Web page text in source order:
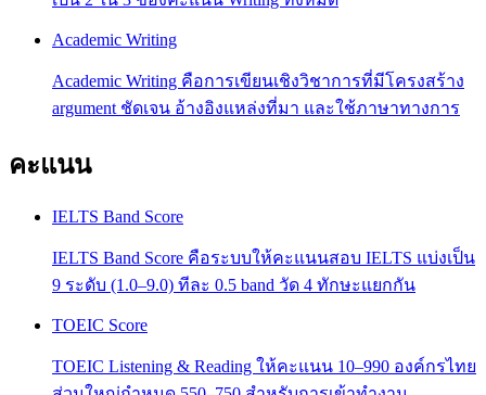
Academic Writing
Academic Writing คือการเขียนเชิงวิชาการที่มีโครงสร้าง
argument ชัดเจน อ้างอิงแหล่งที่มา และใช้ภาษาทางการ
คะแนน
IELTS Band Score
IELTS Band Score คือระบบให้คะแนนสอบ IELTS แบ่งเป็น
9 ระดับ (1.0–9.0) ทีละ 0.5 band วัด 4 ทักษะแยกกัน
TOEIC Score
TOEIC Listening & Reading ให้คะแนน 10–990 องค์กรไทย